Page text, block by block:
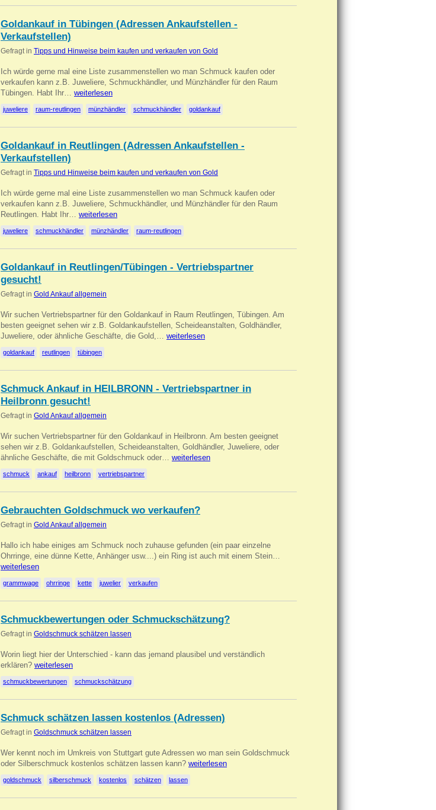
Goldankauf in Tübingen (Adressen Ankaufstellen -
Verkaufstellen)
Gefragt in Tipps und Hinweise beim kaufen und verkaufen von Gold
Ich würde gerne mal eine Liste zusammenstellen wo man Schmuck kaufen oder
verkaufen kann z.B. Juweliere, Schmuckhändler, und Münzhändler für den Raum
Tübingen. Habt Ihr… weiterlesen
juweliere raum-reutlingen münzhändler schmuckhändler goldankauf
Goldankauf in Reutlingen (Adressen Ankaufstellen -
Verkaufstellen)
Gefragt in Tipps und Hinweise beim kaufen und verkaufen von Gold
Ich würde gerne mal eine Liste zusammenstellen wo man Schmuck kaufen oder
verkaufen kann z.B. Juweliere, Schmuckhändler, und Münzhändler für den Raum
Reutlingen. Habt Ihr… weiterlesen
juweliere schmuckhändler münzhändler raum-reutlingen
Goldankauf in Reutlingen/Tübingen - Vertriebspartner
gesucht!
Gefragt in Gold Ankauf allgemein
Wir suchen Vertriebspartner für den Goldankauf in Raum Reutlingen, Tübingen. Am
besten geeignet sehen wir z.B. Goldankaufstellen, Scheideanstalten, Goldhändler,
Juweliere, oder ähnliche Geschäfte, die Gold,… weiterlesen
goldankauf reutlingen tübingen
Schmuck Ankauf in HEILBRONN - Vertriebspartner in
Heilbronn gesucht!
Gefragt in Gold Ankauf allgemein
Wir suchen Vertriebspartner für den Goldankauf in Heilbronn. Am besten geeignet
sehen wir z.B. Goldankaufstellen, Scheideanstalten, Goldhändler, Juweliere, oder
ähnliche Geschäfte, die mit Goldschmuck oder… weiterlesen
schmuck ankauf heilbronn vertriebspartner
Gebrauchten Goldschmuck wo verkaufen?
Gefragt in Gold Ankauf allgemein
Hallo ich habe einiges am Schmuck noch zuhause gefunden (ein paar einzelne
Ohrringe, eine dünne Kette, Anhänger usw....) ein Ring ist auch mit einem Stein…
weiterlesen
grammwage ohrringe kette juwelier verkaufen
Schmuckbewertungen oder Schmuckschätzung?
Gefragt in Goldschmuck schätzen lassen
Worin liegt hier der Unterschied - kann das jemand plausibel und verständlich
erklären? weiterlesen
schmuckbewertungen schmuckschätzung
Schmuck schätzen lassen kostenlos (Adressen)
Gefragt in Goldschmuck schätzen lassen
Wer kennt noch im Umkreis von Stuttgart gute Adressen wo man sein Goldschmuck
oder Silberschmuck kostenlos schätzen lassen kann? weiterlesen
goldschmuck silberschmuck kostenlos schätzen lassen